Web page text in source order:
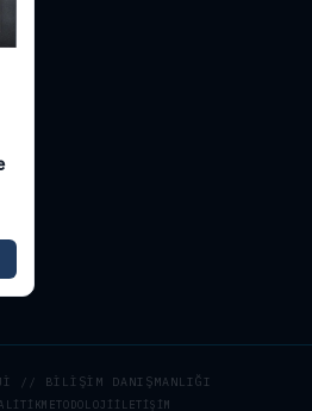
// BİLİŞİM DANIŞMANLIĞI
METODOLOJI İLETIŞIM